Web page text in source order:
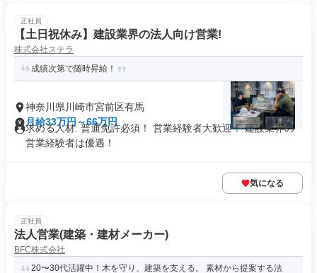
正社員
【土日祝休み】建設業界の法人向け営業!
株式会社ステラ
成績次第で随時昇給！
神奈川県川崎市宮前区有馬
月給33万円～66万円
求める人材: 普通免許必須！ 営業経験者大歓迎！ 建設業界の
営業経験者は優遇！
気になる
正社員
法人営業(建築・建材メーカー)
BFC株式会社
20〜30代活躍中！木を守り、建築を支える。 素材から提案する法